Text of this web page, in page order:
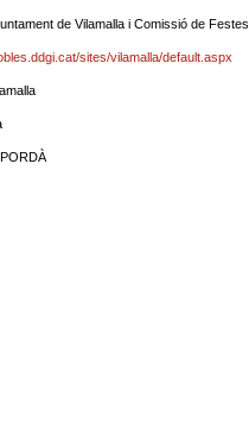
de Vilamalla i Comissió de Festes
sites/vilamalla/default.aspx